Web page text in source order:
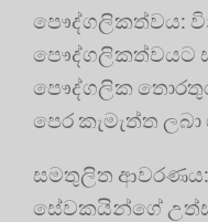
පෞද්ගලිකත්වය:
පෞද්ගලිකත්වයට
පෞද්ගලික
පෙර කැමැත්ත
සමතුලිත ආවරණය:
සේවකයින්ගේ